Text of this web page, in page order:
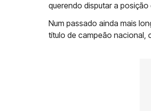
querendo disputar a
Num passado ainda mais
título de campeão nacional,